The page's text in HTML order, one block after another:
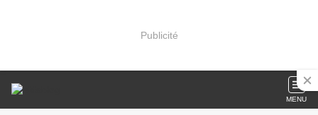
Publicité
MENU